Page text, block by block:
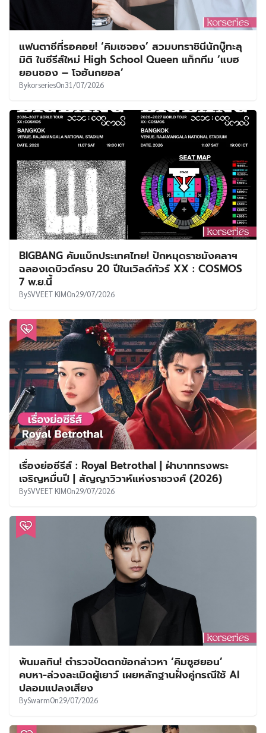
แฟนตาซีที่รอคอย! ‘คิมเซจอง’ สวมบทราชินีนักบู๊ทะลุ
มิติ ในซีรีส์ใหม่ High School Queen แท็กทีม ‘แบฮ
ยอนซอง – โจฮันกยอล’
BykorseriesOn31/07/2026
BIGBANG คัมแบ็กประเทศไทย! ปักหมุดราชมังคลาฯ
ฉลองเดบิวต์ครบ 20 ปีในเวิลด์ทัวร์ XX : COSMOS
7 พ.ย.นี้
BySVVEET KIMOn29/07/2026
เรื่องย่อซีรีส์ : Royal Betrothal | ฝ่าบาททรงพระ
เจริญหมื่นปี | สัญญาวิวาห์แห่งราชวงศ์ (2026)
BySVVEET KIMOn29/07/2026
พ้นมลทิน! ตำรวจปัดตกข้อกล่าวหา ‘คิมซูฮยอน’
คบหา-ล่วงละเมิดผู้เยาว์ เผยหลักฐานฝั่งคู่กรณีใช้ AI
ปลอมแปลงเสียง
BySwarmOn29/07/2026